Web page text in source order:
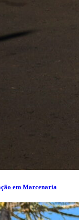
em Marcenaria